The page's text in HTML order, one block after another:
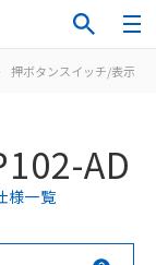
押ボタンスイッチ/表示灯
AD
様一覧